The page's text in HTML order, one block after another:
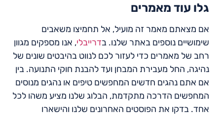
גלו עוד מאמרים
אם מצאתם מאמר זה מועיל, אל תחמיצו משאבים
שימושיים נוספים באתר שלנו. בדרייבלי, אנו מספקים מגוון
רחב של מאמרים כדי לעזור לכם לנווט בהיבטים שונים של
נהיגה, החל מעבירת המבחן ועד להבנת חוקי התנועה. בין
אם אתם נהגים חדשים המחפשים טיפים או נהגים מנוסים
המחפשים הדרכה מתקדמת, הבלוג שלנו מציע משהו לכל
אחד. בדקו את הפוסטים האחרונים שלנו והישארו